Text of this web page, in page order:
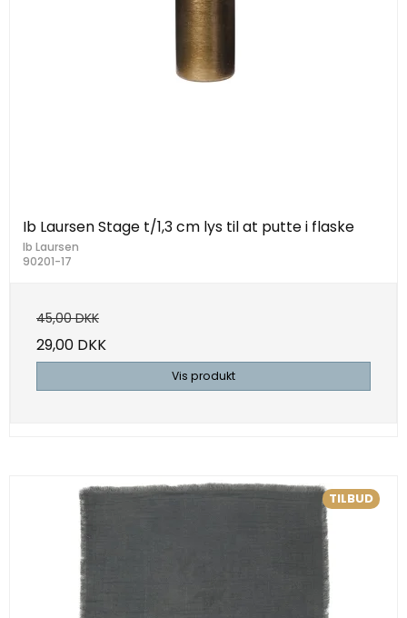
Ib Laursen Stage t/1,3 cm lys til at putte i flaske
Ib Laursen
90201-17
45,00 DKK
29,00 DKK
Vis produkt
TILBUD